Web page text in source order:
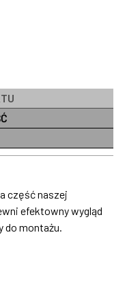
część naszej
efektowny wygląd
do montażu.